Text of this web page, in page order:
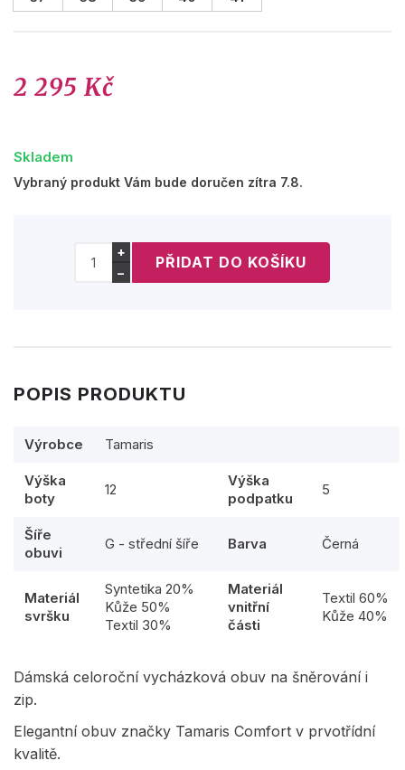
2 295 Kč
Skladem
Vybraný produkt Vám bude doručen zítra 7.8.
+
−
POPIS PRODUKTU
Výrobce Tamaris
Výška
boty
12
Výška
podpatku
5
Šíře
obuvi
G - střední šíře Barva Černá
Materiál
svršku
Syntetika 20%
Kůže 50%
Textil 30%
Materiál
vnitřní
části
Textil 60%
Kůže 40%
Dámská celoroční vycházková obuv na šněrování i
zip.
Elegantní obuv značky Tamaris Comfort v prvotřídní
kvalitě.